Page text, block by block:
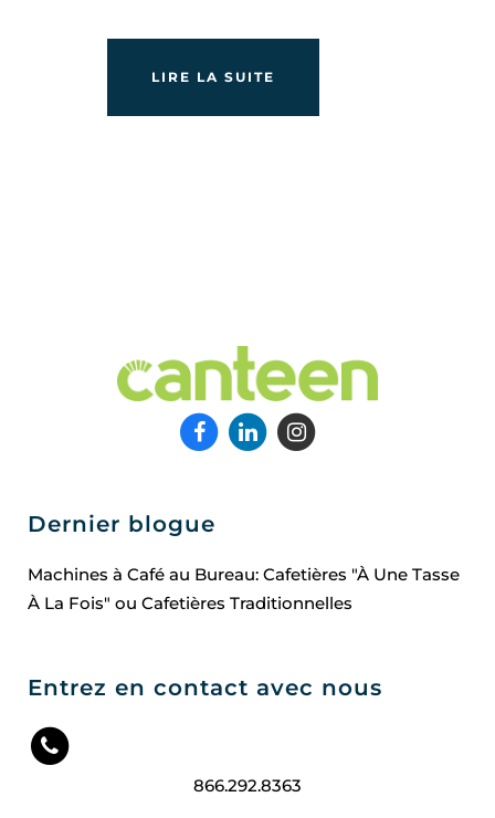
LIRE LA SUITE
Dernier blogue
Machines à Café au Bureau: Cafetières "À Une Tasse
À La Fois" ou Cafetières Traditionnelles
Entrez en contact avec nous
866.292.8363